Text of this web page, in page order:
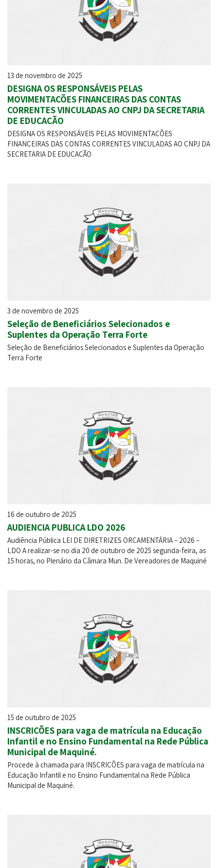
13 de novembro de 2025
DESIGNA OS RESPONSÁVEIS PELAS
MOVIMENTAÇÕES FINANCEIRAS DAS CONTAS
CORRENTES VINCULADAS AO CNPJ DA SECRETARIA
DE EDUCAÇÃO
DESIGNA OS RESPONSÁVEIS PELAS MOVIMENTAÇÕES
FINANCEIRAS DAS CONTAS CORRENTES VINCULADAS AO CNPJ DA
SECRETARIA DE EDUCAÇÃO
3 de novembro de 2025
Seleção de Beneficiários Selecionados e
Suplentes da Operação Terra Forte
Seleção de Beneficiários Selecionados e Suplentes da Operação
Terra Forte
16 de outubro de 2025
AUDIENCIA PUBLICA LDO 2026
Audiência Pública LEI DE DIRETRIZES ORÇAMENTÁRIA – 2026 –
LDO A realizar-se no dia 20 de outubro de 2025 segunda-feira, as
15 horas, no Plenário da Câmara Mun. De Vereadores de Maquiné
15 de outubro de 2025
INSCRIÇÕES para vaga de matrícula na Educação
Infantil e no Ensino Fundamental na Rede Pública
Municipal de Maquiné.
Procede à chamada para INSCRIÇÕES para vaga de matrícula na
Educação Infantil e no Ensino Fundamental na Rede Pública
Municipal de Maquiné.